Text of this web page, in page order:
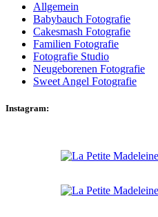
Allgemein
Babybauch Fotografie
Cakesmash Fotografie
Familien Fotografie
Fotografie Studio
Neugeborenen Fotografie
Sweet Angel Fotografie
Instagram: